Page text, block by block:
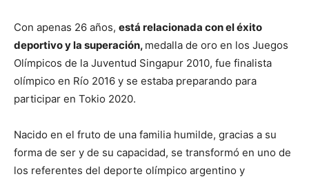
Con apenas 26 años, está relacionada con el éxito
deportivo y la superación, medalla de oro en los Juegos
Olímpicos de la Juventud Singapur 2010, fue finalista
olímpico en Río 2016 y se estaba preparando para
participar en Tokio 2020.
Nacido en el fruto de una familia humilde, gracias a su
forma de ser y de su capacidad, se transformó en uno de
los referentes del deporte olímpico argentino y